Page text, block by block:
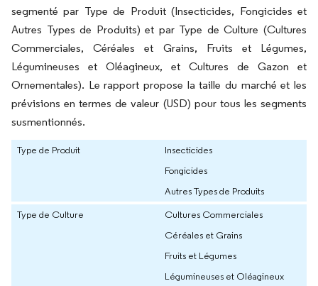
segmenté par Type de Produit (Insecticides, Fongicides et
Autres Types de Produits) et par Type de Culture (Cultures
Commerciales, Céréales et Grains, Fruits et Légumes,
Légumineuses et Oléagineux, et Cultures de Gazon et
Ornementales). Le rapport propose la taille du marché et les
prévisions en termes de valeur (USD) pour tous les segments
susmentionnés.
Type de Produit
Insecticides
Fongicides
Autres Types de Produits
Type de Culture
Cultures Commerciales
Céréales et Grains
Fruits et Légumes
Légumineuses et Oléagineux